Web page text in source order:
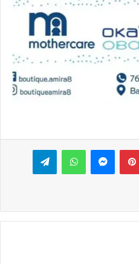
بينتيريستماسنجر واتساب تيلقرام